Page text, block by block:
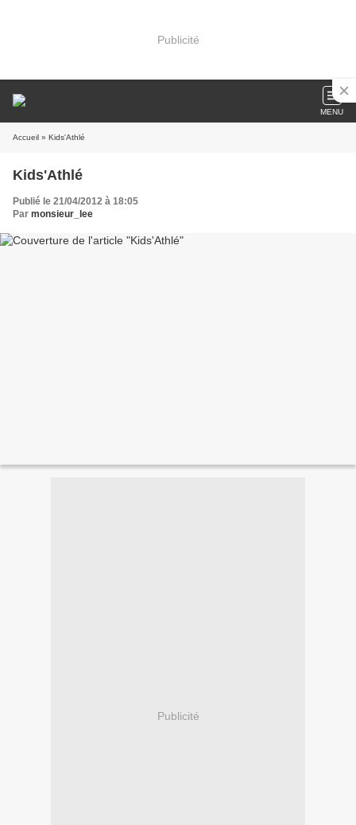
Publicité
MENU
Accueil » Kids'Athlé
Kids'Athlé
Publié le 21/04/2012 à 18:05
Par monsieur_lee
Publicité